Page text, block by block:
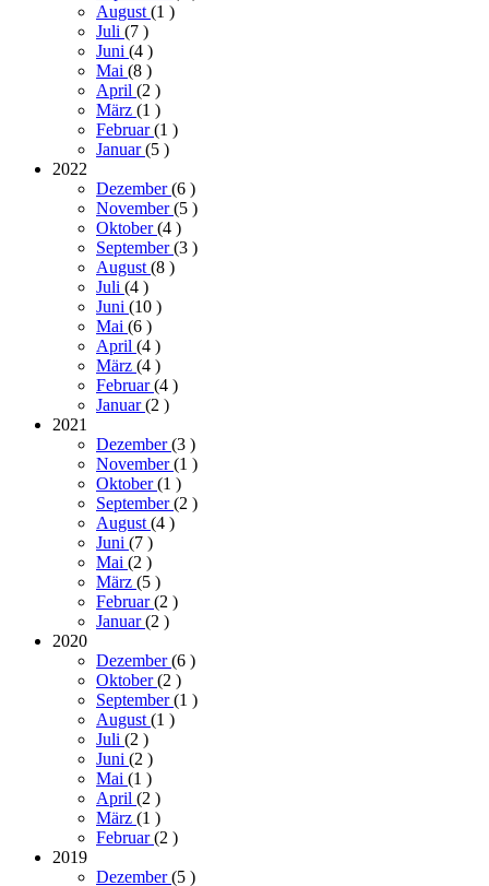
August (1 )
Juli (7 )
Juni (4 )
Mai (8 )
April (2 )
März (1 )
Februar(1 )
Januar(5 )
2022
Dezember(6 )
November(5 )
Oktober(4 )
September(3 )
August (8 )
Juli (4 )
Juni (10 )
Mai (6 )
April (4 )
März (4 )
Februar(4 )
Januar(2 )
2021
Dezember(3 )
November(1 )
Oktober(1 )
September(2 )
August (4 )
Juni (7 )
Mai (2 )
März (5 )
Februar(2 )
Januar(2 )
2020
Dezember(6 )
Oktober(2 )
September(1 )
August (1 )
Juli (2 )
Juni (2 )
Mai (1 )
April (2 )
März (1 )
Februar(2 )
2019
Dezember(5 )